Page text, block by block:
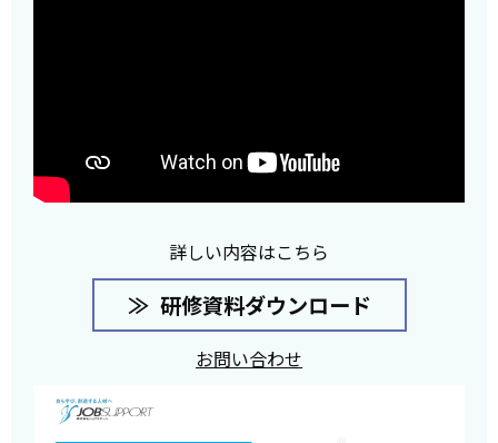
詳しい内容はこちら
研修資料ダウンロード
お問い合わせ